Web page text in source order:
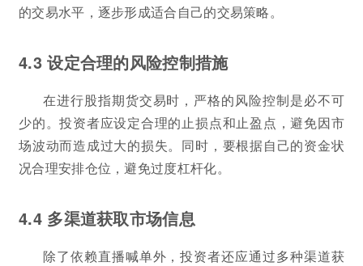
的交易水平，逐步形成适合自己的交易策略。
4.3 设定合理的风险控制措施
在进行股指期货交易时，严格的风险控制是必不可
少的。投资者应设定合理的止损点和止盈点，避免因市
场波动而造成过大的损失。同时，要根据自己的资金状
况合理安排仓位，避免过度杠杆化。
4.4 多渠道获取市场信息
除了依赖直播喊单外，投资者还应通过多种渠道获